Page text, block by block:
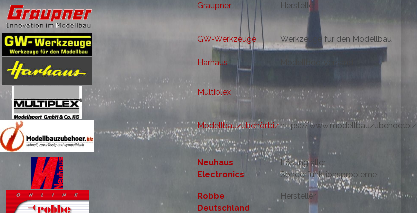
Graupner
Hersteller
GW-Werkzeuge Werkzeuge für den Modellbau
Harhaus Modellbootversand
Multiplex
Modellbauzubehör.bizhttps://
Neuhaus
Electronics
Lösung aller
Sonderfunktionsprobleme
Robbe
Deutschland
Hersteller